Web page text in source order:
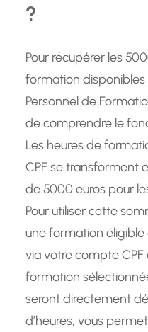
?
Pour récupérer les
formation
Personnel de
de comprendre le
Les heures de
CPF se transforment
de 5000 euros pour
Pour utiliser cette
une formation éligible
via votre compte CPF
formation
seront directement
d’heures, vous